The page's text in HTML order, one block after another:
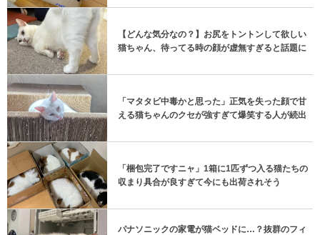
【どんな気分なの？】お尻をトントンして欲しい
猫ちゃん、待ってる時の顔が虚無すぎると話題に
「マタタビ中毒かと思った」正気を失った顔で甘
える猫ちゃんのクセが強すぎて爆笑する人が続出
「梱包完了ですニャ」1箱に1匹ずつ入る猫たちの
収まり具合が良すぎて今にも出荷されそう
パナソニックの家電が猫ベッドに…？抜群のフィ